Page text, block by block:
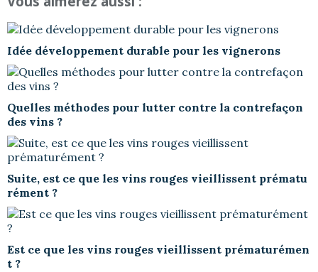
Idée développement durable pour les vignerons
Quelles méthodes pour lutter contre la contrefaçon
des vins ?
Suite, est ce que les vins rouges vieillissent prématu
rément ?
Est ce que les vins rouges vieillissent prématurémen
t ?